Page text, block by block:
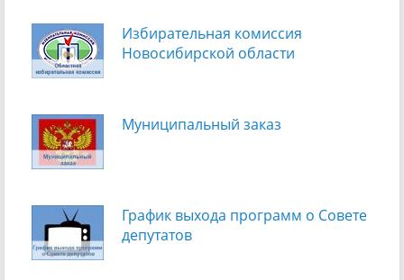
Избирательная комиссия
Новосибирской области
Муниципальный заказ
График выхода программ о Cовете
депутатов